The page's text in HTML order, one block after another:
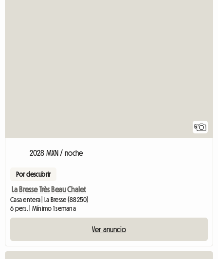
5
2028 MXN / noche
Por descubrir
La Bresse Très Beau Chalet
Casa entera | La Bresse (88250)
6 pers. | Mínimo 1 semana
Ver anuncio